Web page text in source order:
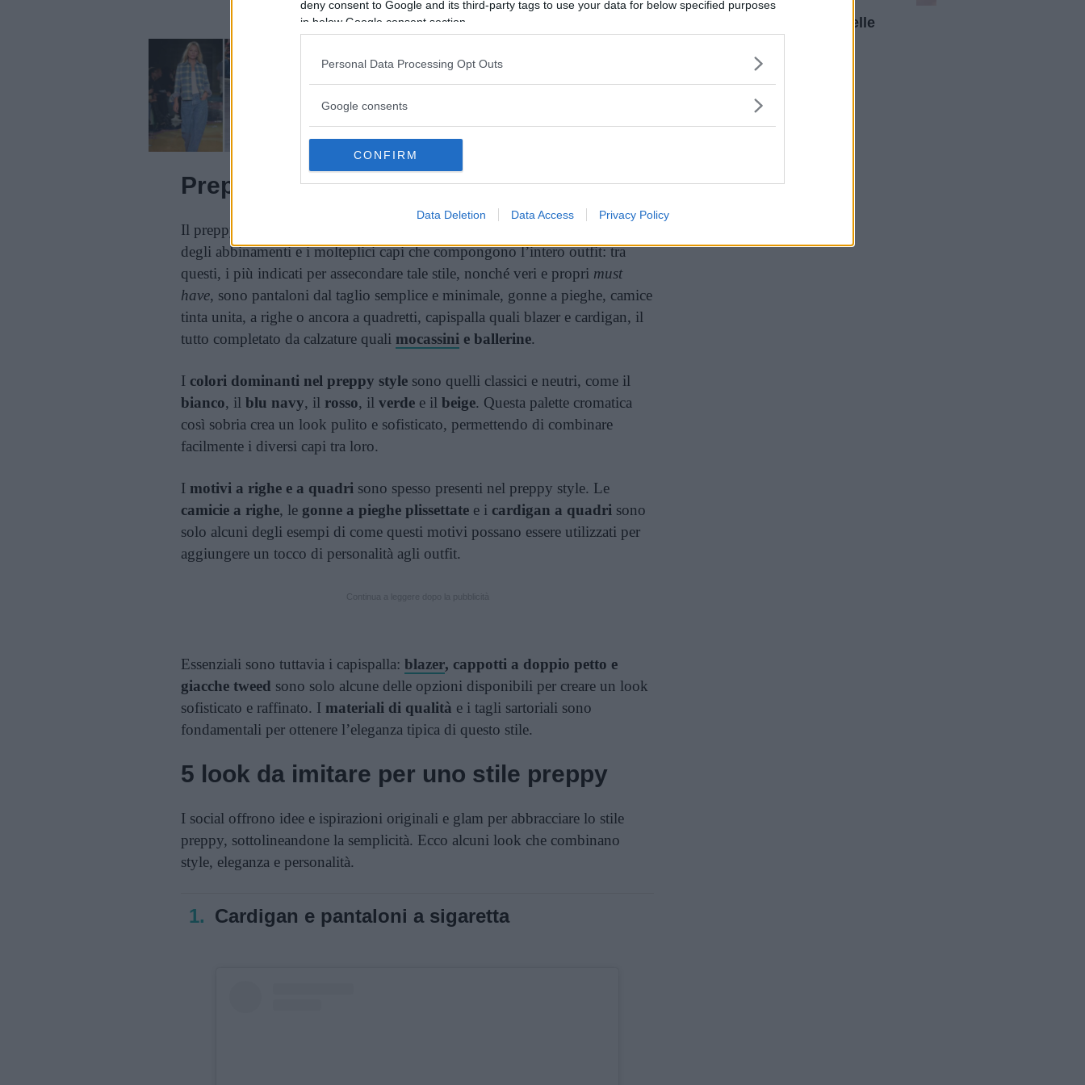
deny consent to Google and its third-party tags to use your data for below specified purposes
in below Google consent section.
Personal Data Processing Opt Outs
Google consents
CONFIRM
Data Deletion Data Access Privacy Policy
Vi raccomandiamo...
2023: 6 trend da non perdere per la
nuova stagione
Preppy style: i capi indispensabili
Il preppy style si caratterizza per l’
degli abbinamenti e i molteplici capi che compongono l’intero outfit: tra
questi, i più indicati per assecondare tale stile, nonché veri e propri must
have, sono pantaloni dal taglio semplice e minimale, gonne a pieghe, camice
tinta unita, a righe o ancora a quadretti, capispalla quali blazer e cardigan, il
tutto completato da calzature quali mocassini e ballerine.
I colori dominanti nel preppy style sono quelli classici e neutri, come il
bianco, il blu navy, il rosso, il verde e il beige. Questa palette cromatica
così sobria crea un look pulito e sofisticato, permettendo di combinare
facilmente i diversi capi tra loro.
I motivi a righe e a quadri sono spesso presenti nel preppy style. Le
camicie a righe, le gonne a pieghe plissettate e i cardigan a quadri sono
solo alcuni degli esempi di come questi motivi possano essere utilizzati per
aggiungere un tocco di personalità agli outfit.
Essenziali sono tuttavia i capispalla: blazer, cappotti a doppio petto e
giacche tweed sono solo alcune delle opzioni disponibili per creare un look
sofisticato e raffinato. I materiali di qualità e i tagli sartoriali sono
fondamentali per ottenere l’eleganza tipica di questo stile.
5 look da imitare per uno stile preppy
I social offrono idee e ispirazioni originali e glam per abbracciare lo stile
preppy, sottolineandone la semplicità. Ecco alcuni look che combinano
style, eleganza e personalità.
1. Cardigan e pantaloni a sigaretta
Come scegliere delle
profumi